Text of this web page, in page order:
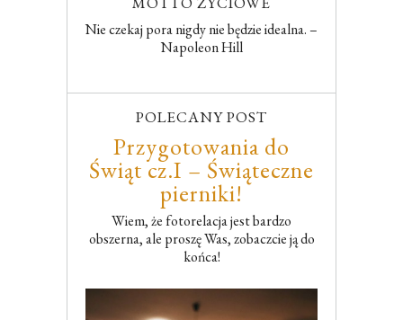
Nie czekaj pora nigdy nie będzie idealna. –
Napoleon Hill
POLECANY POST
Przygotowania do
Świąt cz.I – Świąteczne
pierniki!
Wiem, że fotorelacja jest bardzo
obszerna, ale proszę Was, zobaczcie ją do
końca!